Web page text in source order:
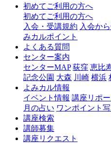
初めてご利用の方へ
初めてご利用の方へ
入会・受講規約 入会か
みカルポイント
よくある質問
センター案内
センターMAP 荻窪 恵比
記念公園 大森 川崎 横浜
よみカル情報
イベント情報 講座リポ
月の占い ワンポイント
講座検索
講師募集
講座リクエスト